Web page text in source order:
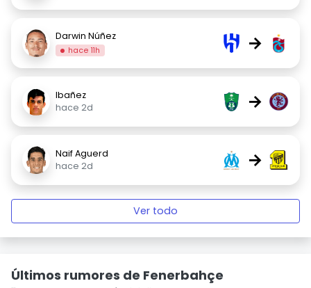
Darwin Núñez
hace 11h →
Ibañez
hace 2d
→
Naif Aguerd
hace 2d
→
Ver todo
Últimos rumores de Fenerbahçe